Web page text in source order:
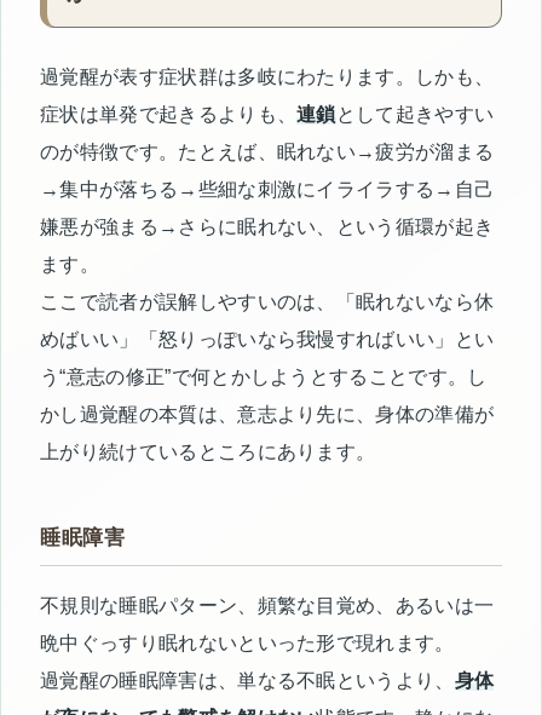
過覚醒が表す症状群は多岐にわたります。しかも、
症状は単発で起きるよりも、連鎖として起きやすい
のが特徴です。たとえば、眠れない→疲労が溜まる
→集中が落ちる→些細な刺激にイライラする→自己
嫌悪が強まる→さらに眠れない、という循環が起き
ます。
ここで読者が誤解しやすいのは、「眠れないなら休
めばいい」「怒りっぽいなら我慢すればいい」とい
う“意志の修正”で何とかしようとすることです。し
かし過覚醒の本質は、意志より先に、身体の準備が
上がり続けているところにあります。
睡眠障害
不規則な睡眠パターン、頻繁な目覚め、あるいは一
晩中ぐっすり眠れないといった形で現れます。
過覚醒の睡眠障害は、単なる不眠というより、 身体